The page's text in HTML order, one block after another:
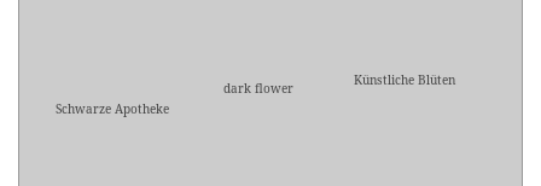
Schwarze Apotheke
dark flower Künstliche Blüten